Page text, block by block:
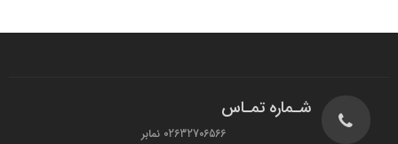
شـماره تمـاس
02632706566 نمابر